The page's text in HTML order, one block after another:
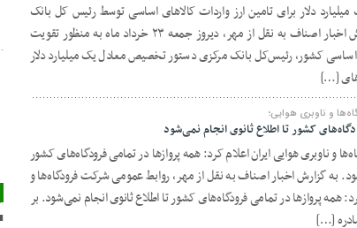
دلار برای تامین ارز واردات کالاهای اساسی توسط رئیس کل بانک
مرکزی صادر شد. به گزارش اخبار اصناف به نقل از مهر، دیروز جمعه ۲۳ خرداد ماه به منظور تقویت
اساسی کشور، رئیس‌کل بانک مرکزی دستور تخصیص معادل یک میلیارد دلار
[…]
و ناوبری هوایی؛
کشور تا اطلاع ثانوی انجام نمی‌شود
و ناوبری هوایی ایران اعلام کرد: همه پروازها در تمامی فرودگاه‌های کشور
به گزارش اخبار اصناف به نقل از مهر، روابط عمومی شرکت فرودگاه‌ها و
همه پروازها در تمامی فرودگاه‌های کشور تا اطلاع ثانوی انجام نمی‌شود. بر
[…]